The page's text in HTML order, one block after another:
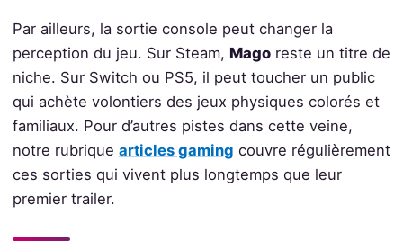
Par ailleurs, la sortie console peut changer la
perception du jeu. Sur Steam, Magoreste un titre de
niche. Sur Switch ou PS5, il peut toucher un public
qui achète volontiers des jeux physiques colorés et
familiaux. Pour d’autres pistes dans cette veine,
notre rubrique articles gaming couvre régulièrement
ces sorties qui vivent plus longtemps que leur
premier trailer.